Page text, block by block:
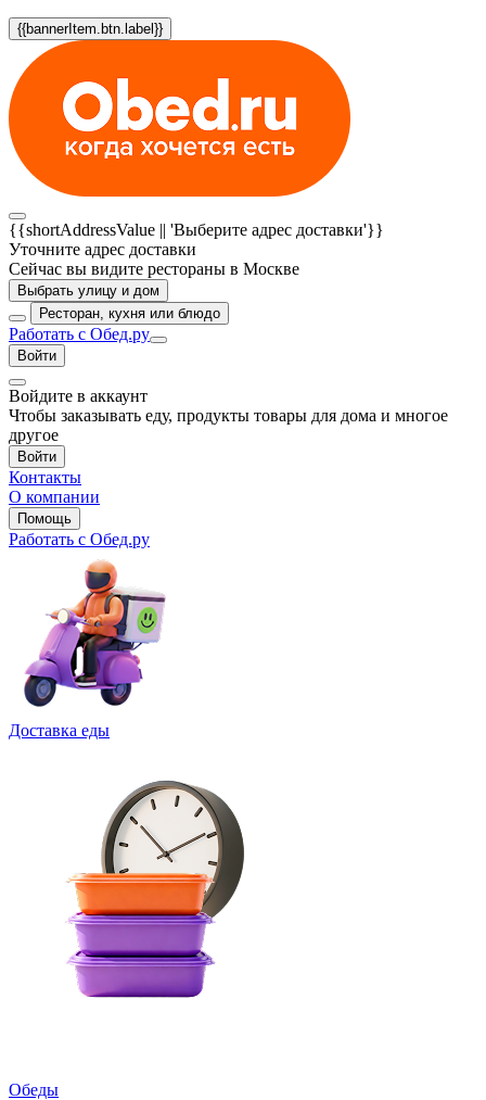
{{bannerItem.btn.label}}
{{shortAddressValue || 'Выберите адрес доставки'}}
Уточните адрес доставки
Сейчас вы видите рестораны в Москве
Выбрать улицу и дом
Ресторан, кухня или блюдо
Работать с Обед.ру
Войти
Войдите в аккаунт
Чтобы заказывать еду, продукты товары для дома и многое
другое
Войти
Контакты
О компании
Помощь
Работать с Обед.ру
Доставка еды
Обеды